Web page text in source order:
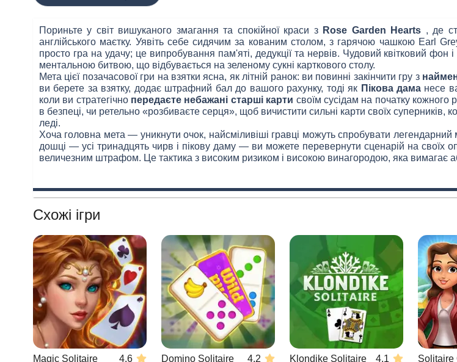
Пориньте у світ вишуканого змагання та спокійної краси з Rose Garden Hearts , де
англійського маєтку. Уявіть себе сидячим за кованим столом, з гарячою чашкою Earl
просто гра на удачу; це випробування пам'яті, дедукції та нервів. Чудовий квітковий
ментальною битвою, що відбувається на зеленому сукні карткового столу.
Мета цієї позачасової гри на взятки ясна, як літній ранок: ви повинні закінчити гру з
ви берете за взятку, додає штрафний бал до вашого рахунку, тоді як Пікова даманесе
коли ви стратегічно передаєте небажані старші карти своїм сусідам на початку
в безпеці, чи ретельно «розбиваєте серця», щоб вичистити сильні карти своїх
леді.
Хоча головна мета — уникнути очок, найсміливіші гравці можуть спробувати
дошці — усі тринадцять чирв і пікову даму — ви можете перевернути сценарій на своїх
величезним штрафом. Це тактика з високим ризиком і високою винагородою, яка вимагає
Схожі ігри
Magic Solitaire 4.6 Domino Solitaire 4.2 Klondike Solitaire 4.1 Solitaire